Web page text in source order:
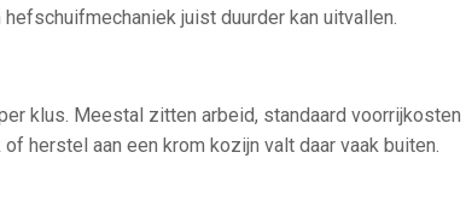
juist duurder kan uitvallen.
klus. Meestal zitten arbeid, standaard voorrijkosten
herstel aan een krom kozijn valt daar vaak buiten.